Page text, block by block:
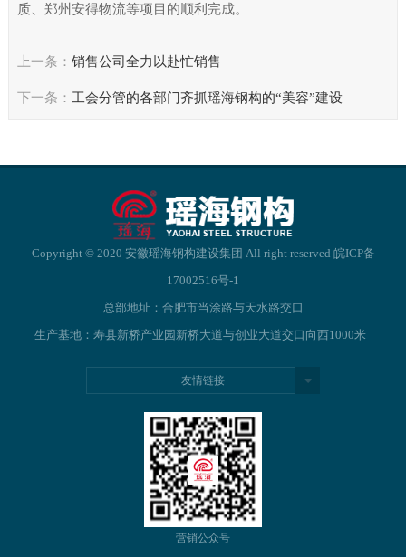
质、郑州安得物流等项目的顺利完成。
上一条： 销售公司全力以赴忙销售
下一条： 工会分管的各部门齐抓瑶海钢构的“美容”建设
Copyright © 2020 安徽瑶海钢构建设集团 All right reserved 皖ICP备
17002516号-1
总部地址：合肥市当涂路与天水路交口
生产基地：寿县新桥产业园新桥大道与创业大道交口向西1000米
友情链接
营销公众号